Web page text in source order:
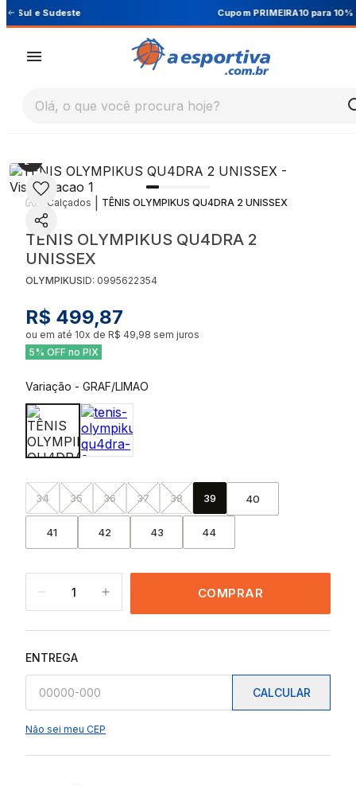
Cupom PRIMEIRA10 para 10% OFF na 1ª compra
Olá, o que você procura hoje?
Calçados TÊNIS OLYMPIKUS QU4DRA 2 UNISSEX
TÊNIS OLYMPIKUS QU4DRA 2
UNISSEX
OLYMPIKUSID: 0995622354
R$ 499,87
ou em até 10x de R$ 49,98 sem juros
5% OFF no PIX
Variação - GRAF/LIMAO
34 35 36 37 38 39 40
41 42 43 44
1 COMPRAR
ENTREGA
CALCULAR
Não sei meu CEP